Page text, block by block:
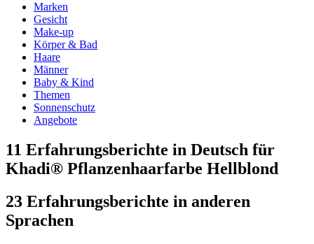
Marken
Gesicht
Make-up
Körper & Bad
Haare
Männer
Baby & Kind
Themen
Sonnenschutz
Angebote
11 Erfahrungsberichte in Deutsch für
Khadi® Pflanzenhaarfarbe Hellblond
23 Erfahrungsberichte in anderen
Sprachen